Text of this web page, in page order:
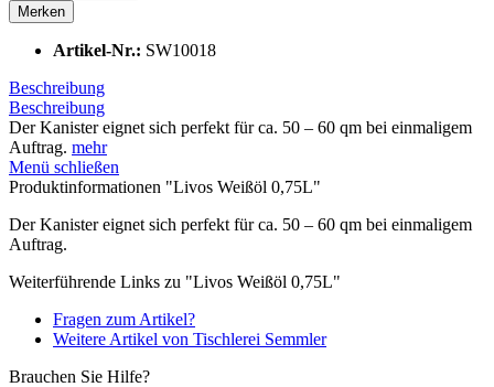
Merken
Artikel-Nr.: SW10018
Beschreibung
Beschreibung
Der Kanister eignet sich perfekt für ca. 50 – 60 qm bei einmaligem
Auftrag. mehr
Menü schließen
Produktinformationen "Livos Weißöl 0,75L"
Der Kanister eignet sich perfekt für ca. 50 – 60 qm bei einmaligem
Auftrag.
Weiterführende Links zu "Livos Weißöl 0,75L"
Fragen zum Artikel?
Weitere Artikel von Tischlerei Semmler
Brauchen Sie Hilfe?